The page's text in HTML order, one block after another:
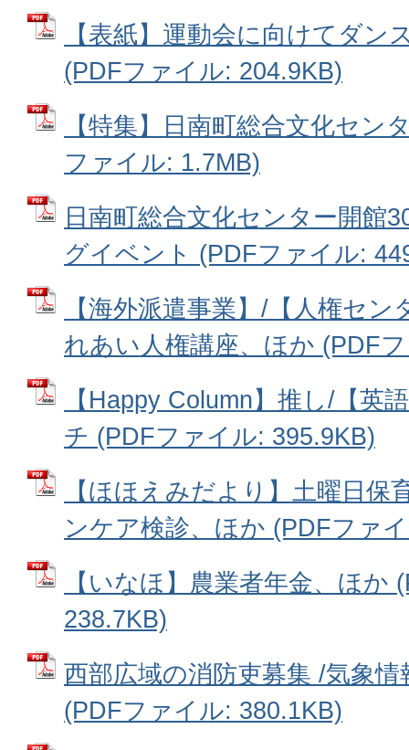
【表紙】運動会に向けてダン
(PDFファイル: 204.9KB)
【特集】日南町総合文化セン
ファイル: 1.7MB)
日南町総合文化センター開館
グイベント (PDFファイル:
【海外派遣事業】/【人権セ
れあい人権講座、ほか (PDF
【Happy Column】推し/【英
チ (PDFファイル: 395.9KB)
【ほほえみだより】土曜日
ンケア検診、ほか (PDFファ
【いなほ】農業者年金、ほか
238.7KB)
西部広域の消防吏募集 /気象
(PDFファイル: 380.1KB)